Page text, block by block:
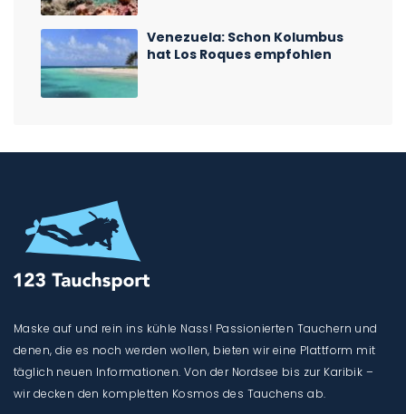
Venezuela: Schon Kolumbus
hat Los Roques empfohlen
Maske auf und rein ins kühle Nass! Passionierten Tauchern und
denen, die es noch werden wollen, bieten wir eine Plattform mit
täglich neuen Informationen. Von der Nordsee bis zur Karibik –
wir decken den kompletten Kosmos des Tauchens ab.